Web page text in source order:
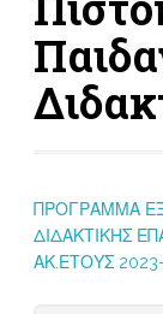
ΠΡΟΓΡΑΜΜΑ
ΔΙΔΑΚΤΙΚΗΣ
ΑΚ.ΕΤΟΥΣ